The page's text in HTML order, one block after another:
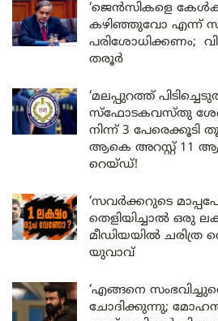
‘ജെൻസികളെ
കഴിഞ്ഞുവോ എന്ന്
പരിശോധിക്കണം;
തരൂർ
‘മലപ്പുറത്ത്
സ്ഫോടകവസ്തു
നിന്ന് 3
ആകെ അറസ്റ്റ് 11
റെയ്ഡ്!
‘സവർക്കറുടെ
തെളിയിച്ചാൽ ഒരു
മീഡിയയിൽ ചരിത്ര
യുവാവ്
‘എങ്ങനെ
ചോദിക്കുന്നു;